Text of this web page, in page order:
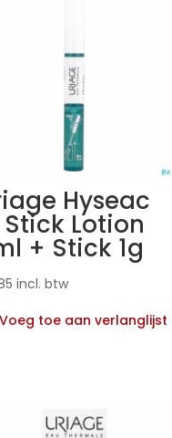
Hyseac
Stick Lotion
+ Stick 1g
incl. btw
Voeg toe aan verlanglijst